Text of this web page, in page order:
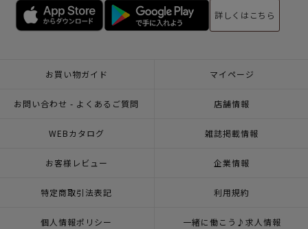
詳しくはこちら
お買い物ガイド マイページ
お問い合わせ - よくあるご質問 店舗情報
WEBカタログ 雑誌掲載情報
お客様レビュー 企業情報
特定商取引法表記 利用規約
個人情報ポリシー 一緒に働こう♪求人情報